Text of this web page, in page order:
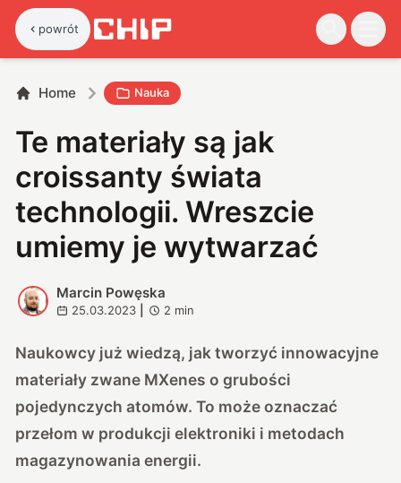
powrót
Home Nauka
Te materiały są jak
croissanty świata
technologii. Wreszcie
umiemy je wytwarzać
M
Marcin Powęska
25.03.2023 2 min
Naukowcy już wiedzą, jak tworzyć innowacyjne
materiały zwane MXenes o grubości
pojedynczych atomów. To może oznaczać
przełom w produkcji elektroniki i metodach
magazynowania energii.